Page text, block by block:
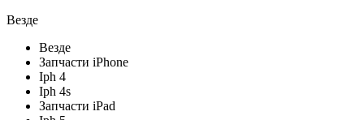
Везде
Везде
Запчасти iPhone
Iph 4
Iph 4s
Запчасти iPad